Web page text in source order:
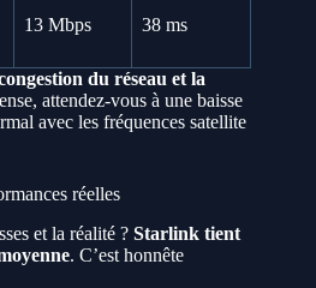
13 Mbps 38 ms
du réseau et la
attendez-vous à une baisse
avec les fréquences satellite
réelles
et la réalité ? Starlink tient
. C’est honnête